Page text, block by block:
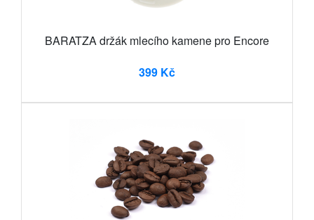
BARATZA držák mlecího kamene pro Encore
399 Kč